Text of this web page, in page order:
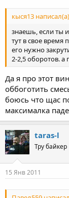
кыся13
знаешь, если ты
тут в свое
его нужно
2-2,5 оборотов.
Да я про этот
оббоготить
боюсь что щас
максималка
taras-l
Тру байкер
15 Янв 2011